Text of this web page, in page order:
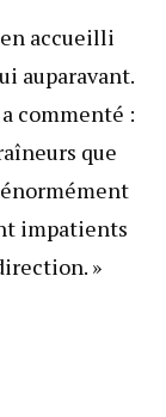
accueilli
auparavant.
commenté :
que
énormément
impatients
»